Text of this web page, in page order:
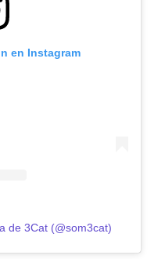
en Instagram
de 3Cat (@som3cat)